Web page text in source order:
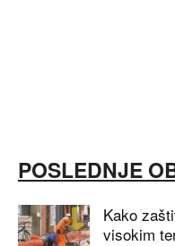
POSLEDNJE
Kako
visokim